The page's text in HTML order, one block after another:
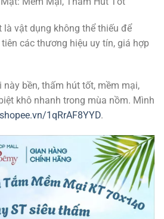
là vật dụng không thể thiếu để
các thương hiệu uy tín, giá hợp
này bền, thấm hút tốt, mềm mại,
khô nhanh trong mùa nồm. Mình
1qRrAF8YYD.